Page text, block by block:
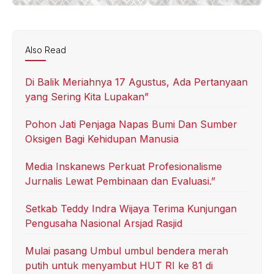
Also Read
Di Balik Meriahnya 17 Agustus, Ada Pertanyaan
yang Sering Kita Lupakan”
Pohon Jati Penjaga Napas Bumi Dan Sumber
Oksigen Bagi Kehidupan Manusia
Media Inskanews Perkuat Profesionalisme
Jurnalis Lewat Pembinaan dan Evaluasi.”
Setkab Teddy Indra Wijaya Terima Kunjungan
Pengusaha Nasional Arsjad Rasjid
Mulai pasang Umbul umbul bendera merah
putih untuk menyambut HUT RI ke 81 di